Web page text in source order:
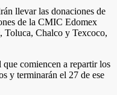
llevar las donaciones de
de la CMIC Edomex
Toluca, Chalco y Texcoco,
comiencen a repartir los
y terminarán el 27 de ese